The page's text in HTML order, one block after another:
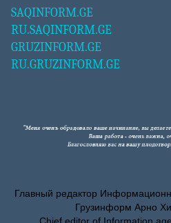
SAQINFORM.GE
RU.SAQINFORM.GE
GRUZINFORM.GE
RU.GRUZINFORM.GE
Главный редактор
Грузинформ Арно
Chief editor of Information